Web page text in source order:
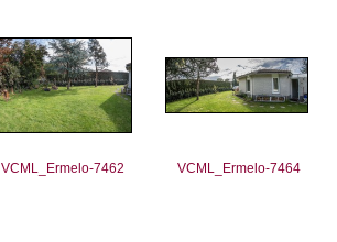
VCML_Ermelo-7462 VCML_Ermelo-7464